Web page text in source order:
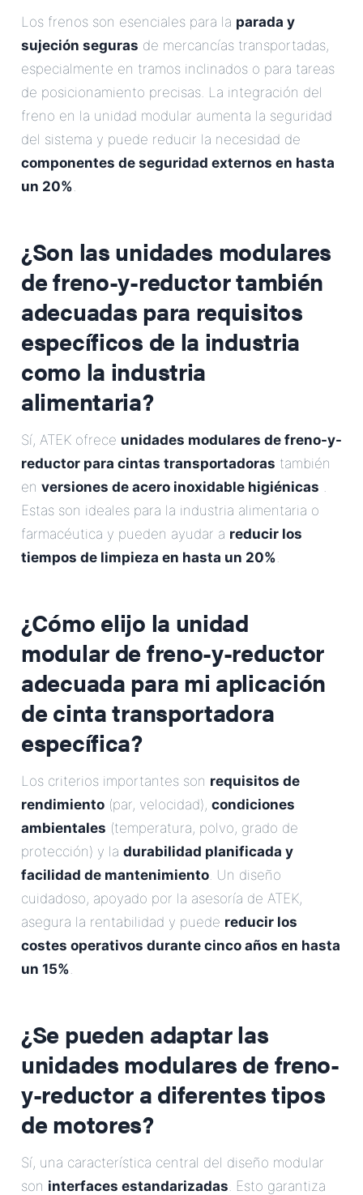
Los frenos son esenciales para la parada y
sujeción seguras de mercancías transportadas,
especialmente en tramos inclinados o para tareas
de posicionamiento precisas. La integración del
freno en la unidad modular aumenta la seguridad
del sistema y puede reducir la necesidad de
componentes de seguridad externos en hasta
un 20%.
¿Son las unidades modulares
de freno-y-reductor también
adecuadas para requisitos
específicos de la industria
como la industria
alimentaria?
Sí, ATEK ofrece unidades modulares de freno-y-
reductor para cintas transportadoras también
en versiones de acero inoxidable higiénicas .
Estas son ideales para la industria alimentaria o
farmacéutica y pueden ayudar a reducir los
tiempos de limpieza en hasta un 20%.
¿Cómo elijo la unidad
modular de freno-y-reductor
adecuada para mi aplicación
de cinta transportadora
específica?
Los criterios importantes son requisitos de
rendimiento (par, velocidad), condiciones
ambientales (temperatura, polvo, grado de
protección) y la durabilidad planificada y
facilidad de mantenimiento. Un diseño
cuidadoso, apoyado por la asesoría de ATEK,
asegura la rentabilidad y puede reducir los
costes operativos durante cinco años en hasta
un 15%.
¿Se pueden adaptar las
unidades modulares de freno-
y-reductor a diferentes tipos
de motores?
Sí, una característica central del diseño modular
son interfaces estandarizadas. Esto garantiza